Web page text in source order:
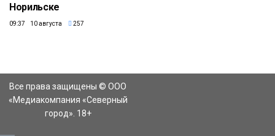
Норильске
09:37 10 августа 257
Все права защищены © ООО
«Медиакомпания «Северный
город». 18+